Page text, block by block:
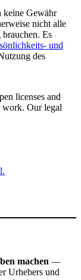
keine Gewähr
nicht alle
Es
und
des
licenses and
work. Our legal
machen —
Urhebers und